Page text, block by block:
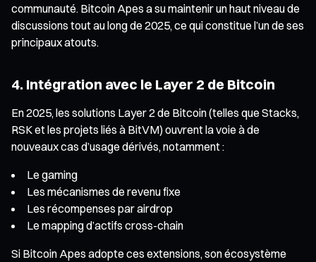
communauté. Bitcoin Apes a su maintenir un haut niveau de
discussions tout au long de 2025, ce qui constitue l’un de ses
principaux atouts.
4. Intégration avec le Layer 2 de Bitcoin
En 2025, les solutions Layer 2 de Bitcoin (telles que Stacks,
RSK et les projets liés à BitVM) ouvrent la voie à de
nouveaux cas d’usage dérivés, notamment :
Le gaming
Les mécanismes de revenu fixe
Les récompenses par airdrop
Le mapping d’actifs cross-chain
Si Bitcoin Apes adopte ces extensions, son écosystème